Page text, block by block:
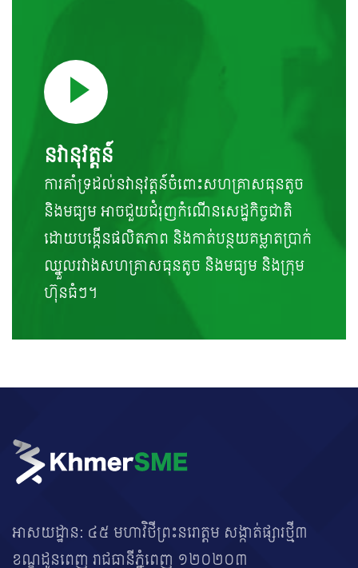
នវានុវត្តន៍
ការគាំទ្រដល់នវានុវត្តន៍ចំពោះសហគ្រាសធុនតូច
និងមធ្យម អាចជួយជំរុញកំណើនសេដ្ឋកិច្ចជាតិ
ដោយបង្កើនផលិតភាព និងកាត់បន្ថយគម្លាតប្រាក់
ឈ្នួលរវាងសហគ្រាសធុនតូច និងមធ្យម និងក្រុម
ហ៊ុនធំៗ។
អាសយដ្ឋាន: ៤៥ មហាវិថីព្រះនរោត្តម សង្កាត់ផ្សារថ្មី៣
ខណ្ឌដូនពេញ រាជធានីភ្នំពេញ ១២០២០៣